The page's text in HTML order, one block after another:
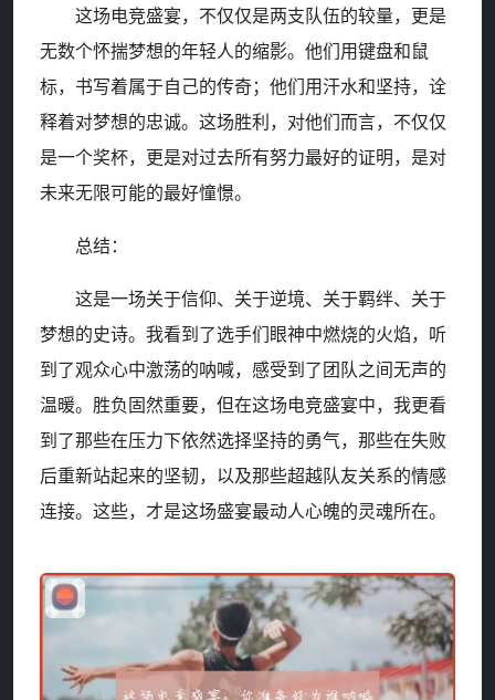
这场电竞盛宴，不仅仅是两支队伍的较量，更是
无数个怀揣梦想的年轻人的缩影。他们用键盘和鼠
标，书写着属于自己的传奇；他们用汗水和坚持，诠
释着对梦想的忠诚。这场胜利，对他们而言，不仅仅
是一个奖杯，更是对过去所有努力最好的证明，是对
未来无限可能的最好憧憬。
总结：
这是一场关于信仰、关于逆境、关于羁绊、关于
梦想的史诗。我看到了选手们眼神中燃烧的火焰，听
到了观众心中激荡的呐喊，感受到了团队之间无声的
温暖。胜负固然重要，但在这场电竞盛宴中，我更看
到了那些在压力下依然选择坚持的勇气，那些在失败
后重新站起来的坚韧，以及那些超越队友关系的情感
连接。这些，才是这场盛宴最动人心魄的灵魂所在。